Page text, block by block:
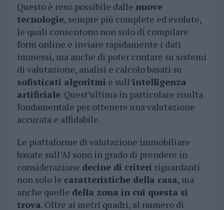
Questo è reso possibile dalle nuove
tecnologie, sempre più complete ed evolute,
le quali consentono non solo di compilare
form online e inviare rapidamente i dati
immessi, ma anche di poter contare su sistemi
di valutazione, analisi e calcolo basati su
sofisticati algoritmi e sull’intelligenza
artificiale. Quest’ultima in particolare risulta
fondamentale per ottenere una valutazione
accurata e affidabile.
Le piattaforme di valutazione immobiliare
basate sull’AI sono in grado di prendere in
considerazione decine di criteri riguardanti
non solo le caratteristiche della casa, ma
anche quelle della zona in cui questa si
trova. Oltre ai metri quadri, al numero di